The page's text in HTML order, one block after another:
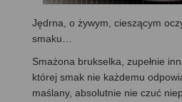
Jędrna, o żywym, cieszącym
smaku…
Smażona brukselka, zupełnie
której smak nie każdemu
maślany, absolutnie nie czuć